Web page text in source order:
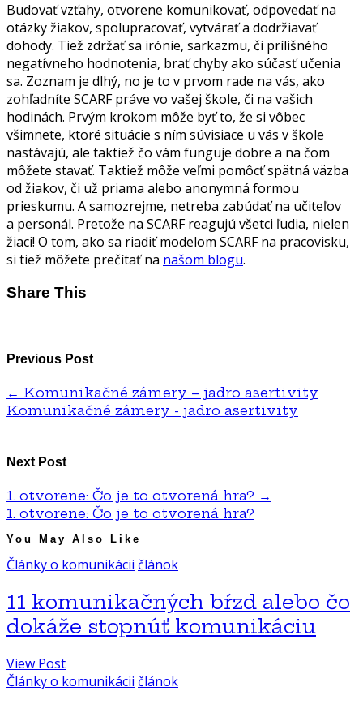
Budovať vzťahy, otvorene komunikovať, odpovedať na
otázky žiakov, spolupracovať, vytvárať a dodržiavať
dohody. Tiež zdržať sa irónie, sarkazmu, či prílišného
negatívneho hodnotenia, brať chyby ako súčasť učenia
sa. Zoznam je dlhý, no je to v prvom rade na vás, ako
zohľadníte SCARF práve vo vašej škole, či na vašich
hodinách. Prvým krokom môže byť to, že si vôbec
všimnete, ktoré situácie s ním súvisiace u vás v škole
nastávajú, ale taktiež čo vám funguje dobre a na čom
môžete stavať. Taktiež môže veľmi pomôcť spätná väzba
od žiakov, či už priama alebo anonymná formou
prieskumu. A samozrejme, netreba zabúdať na učiteľov
a personál. Pretože na SCARF reagujú všetci ľudia, nielen
žiaci! O tom, ako sa riadiť modelom SCARF na pracovisku,
si tiež môžete prečítať na našom blogu.
Share This
Previous Post
← Komunikačné zámery – jadro asertivity
Komunikačné zámery - jadro asertivity
Next Post
1. otvorene: Čo je to otvorená hra? →
1. otvorene: Čo je to otvorená hra?
You May Also Like
Články o komunikácii článok
11 komunikačných bŕzd alebo čo
dokáže stopnúť komunikáciu
View Post
Články o komunikácii článok